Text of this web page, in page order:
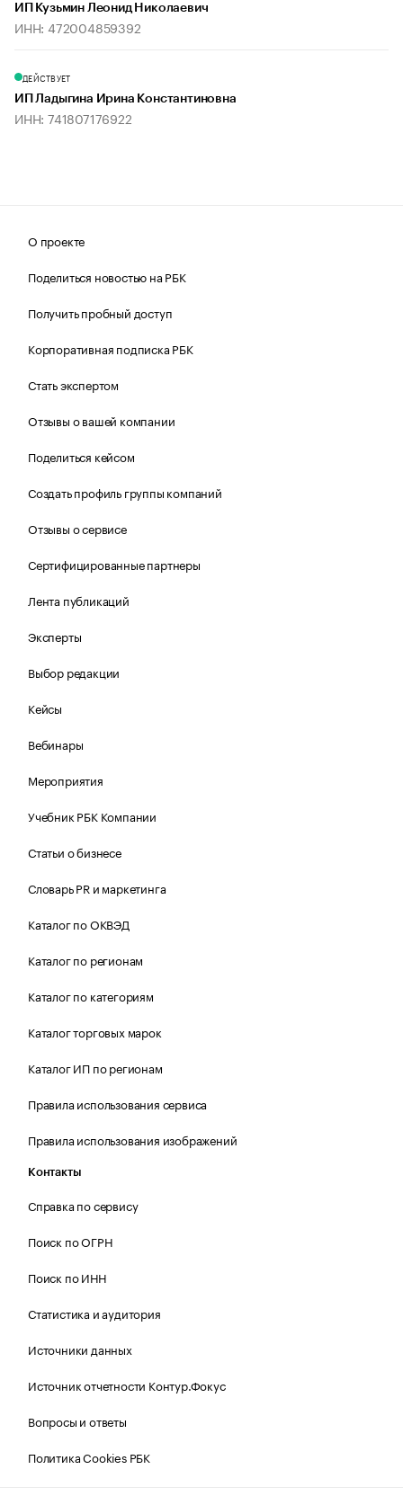
ИП Кузьмин Леонид Николаевич
ИНН: 472004859392
ДЕЙСТВУЕТ
ИП Ладыгина Ирина Константиновна
ИНН: 741807176922
О проекте
Поделиться новостью на РБК
Получить пробный доступ
Корпоративная подписка РБК
Стать экспертом
Отзывы о вашей компании
Поделиться кейсом
Создать профиль группы компаний
Отзывы о сервисе
Сертифицированные партнеры
Лента публикаций
Эксперты
Выбор редакции
Кейсы
Вебинары
Мероприятия
Учебник РБК Компании
Статьи о бизнесе
Словарь PR и маркетинга
Каталог по ОКВЭД
Каталог по регионам
Каталог по категориям
Каталог торговых марок
Каталог ИП по регионам
Правила использования сервиса
Правила использования изображений
Контакты
Справка по сервису
Поиск по ОГРН
Поиск по ИНН
Статистика и аудитория
Источники данных
Источник отчетности Контур.Фокус
Вопросы и ответы
Политика Cookies РБК